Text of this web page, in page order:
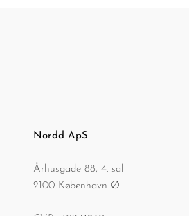
Nordd ApS
Århusgade 88, 4. sal
2100 København Ø